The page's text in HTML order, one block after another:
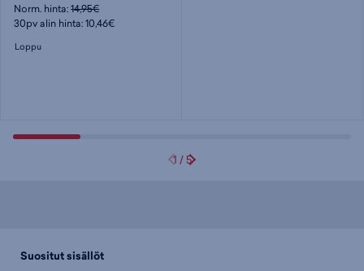
Norm. hinta:14,95€
30pv alin hinta: 10,46€
Loppu
1 /5
Suositut sisällöt